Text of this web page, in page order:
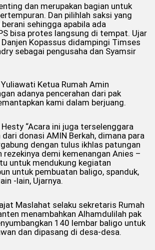
dan merupakan bagian untuk
Dan pilihlah saksi yang
sehingga apabila ada
bisa protes langsung di tempat. Ujar
Kopassus didampingi Timses
sebagai pengusaha dan Syamsir
Ketua Rumah Amin
adanya pencerahan dari pak
kami dalam berjuang.
“Acara ini juga terselenggara
donasi AMIN Berkah, dimana para
dengan tulus ikhlas patungan
rezekinya demi kemenangan Anies –
untuk mendukung kegiatan
untuk pembuatan baligo, spanduk,
-lain, Ujarnya.
Maslahat selaku sekretaris Rumah
menambahkan Alhamdulilah pak
140 lembar baligo untuk
dan dipasang di desa-desa.